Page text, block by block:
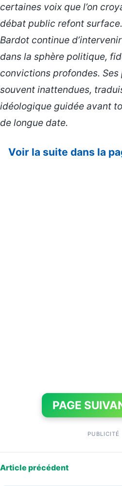
certaines voix que l’on
débat public refont
Bardot continue
dans la sphère politique,
convictions profondes.
souvent inattendues,
idéologique guidée avant
de longue date.
Voir la suite dans la
PAGE
PUBLICITÉ
Article précédent